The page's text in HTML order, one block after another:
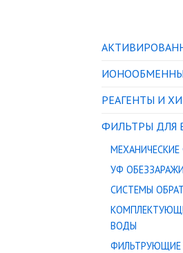
РЕАГЕНТЫ И
ФИЛЬТРЫ ДЛЯ
УФ
СИСТЕМЫ
ВОДЫ
ФИЛЬТРУЮЩИЕ